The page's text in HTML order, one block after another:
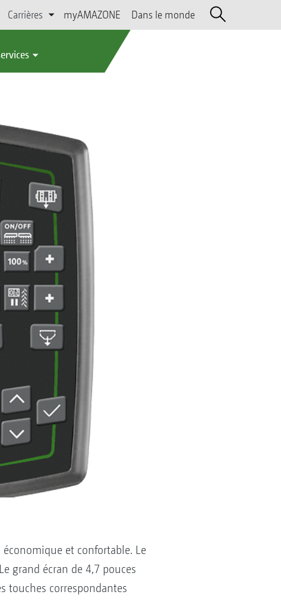
Carrières myAMAZONE Dans le monde
économique et confortable. Le
grand écran de 4,7 pouces
touches correspondantes